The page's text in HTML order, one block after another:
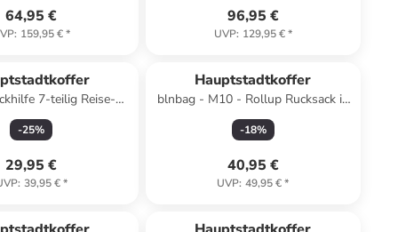
64,95 €
: 159,95 €*
96,95 €
UVP: 129,95 €*
7-teilig Reise-
Kofferorganizer in
Dunkelblau
-25%
29,95 €
: 39,95 €*
Hauptstadtkoffer
blnbag - M10 - Rollup Rucksack in
Camouflage
-18%
40,95 €
UVP: 49,95 €*